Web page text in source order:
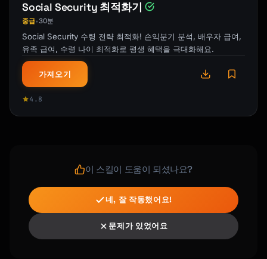
2024 LIMITS:
────────────────
Single donor: $90,000 per beneficiary
Married couple (split gifts): $180,000 per
beneficiary
2. File Form 709 (Gift Tax Return)
3. Elect to spread gift over 5 years
4. No additional gifts to that beneficiary
for 5 years
WHY IT WORKS:
─────────────────────────────────────────────
Social Security 최적화기
중급•30분
Social Security 수령 전략 최적화! 손익분기 분석, 배우자 급여,
유족 급여, 수령 나이 최적화로 평생 혜택을 극대화해요.
가져오기
4.8
이 스킬이 도움이 되셨나요?
네, 잘 작동했어요!
문제가 있었어요